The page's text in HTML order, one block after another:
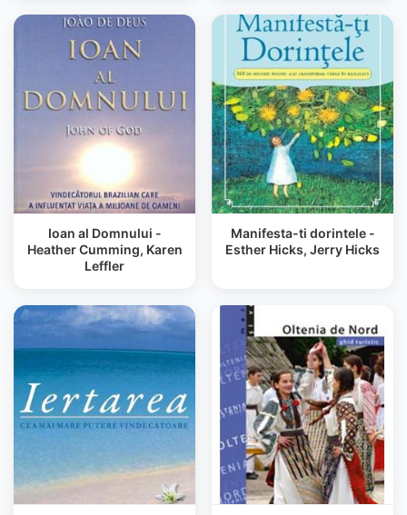
Ioan al Domnului -
Heather Cumming, Karen
Leffler
Manifesta-ti dorintele -
Esther Hicks, Jerry Hicks